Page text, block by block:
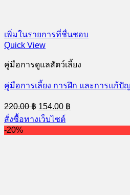
เพิ่มในรายการที่ชื่นชอบ
Quick View
คู่มือการดูแลสัตว์เลี้ยง
คู่มือการเลี้ยง การฝึก และการแก้ปั
220.00฿ Original
price
was:
220.00 ฿.
154.00 ฿
price
154.00 ฿.
สั่งซื้อทางเว็บไซต์
-20%